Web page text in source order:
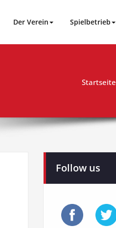
Der Verein Spielbetrieb
Startseite
Follow us